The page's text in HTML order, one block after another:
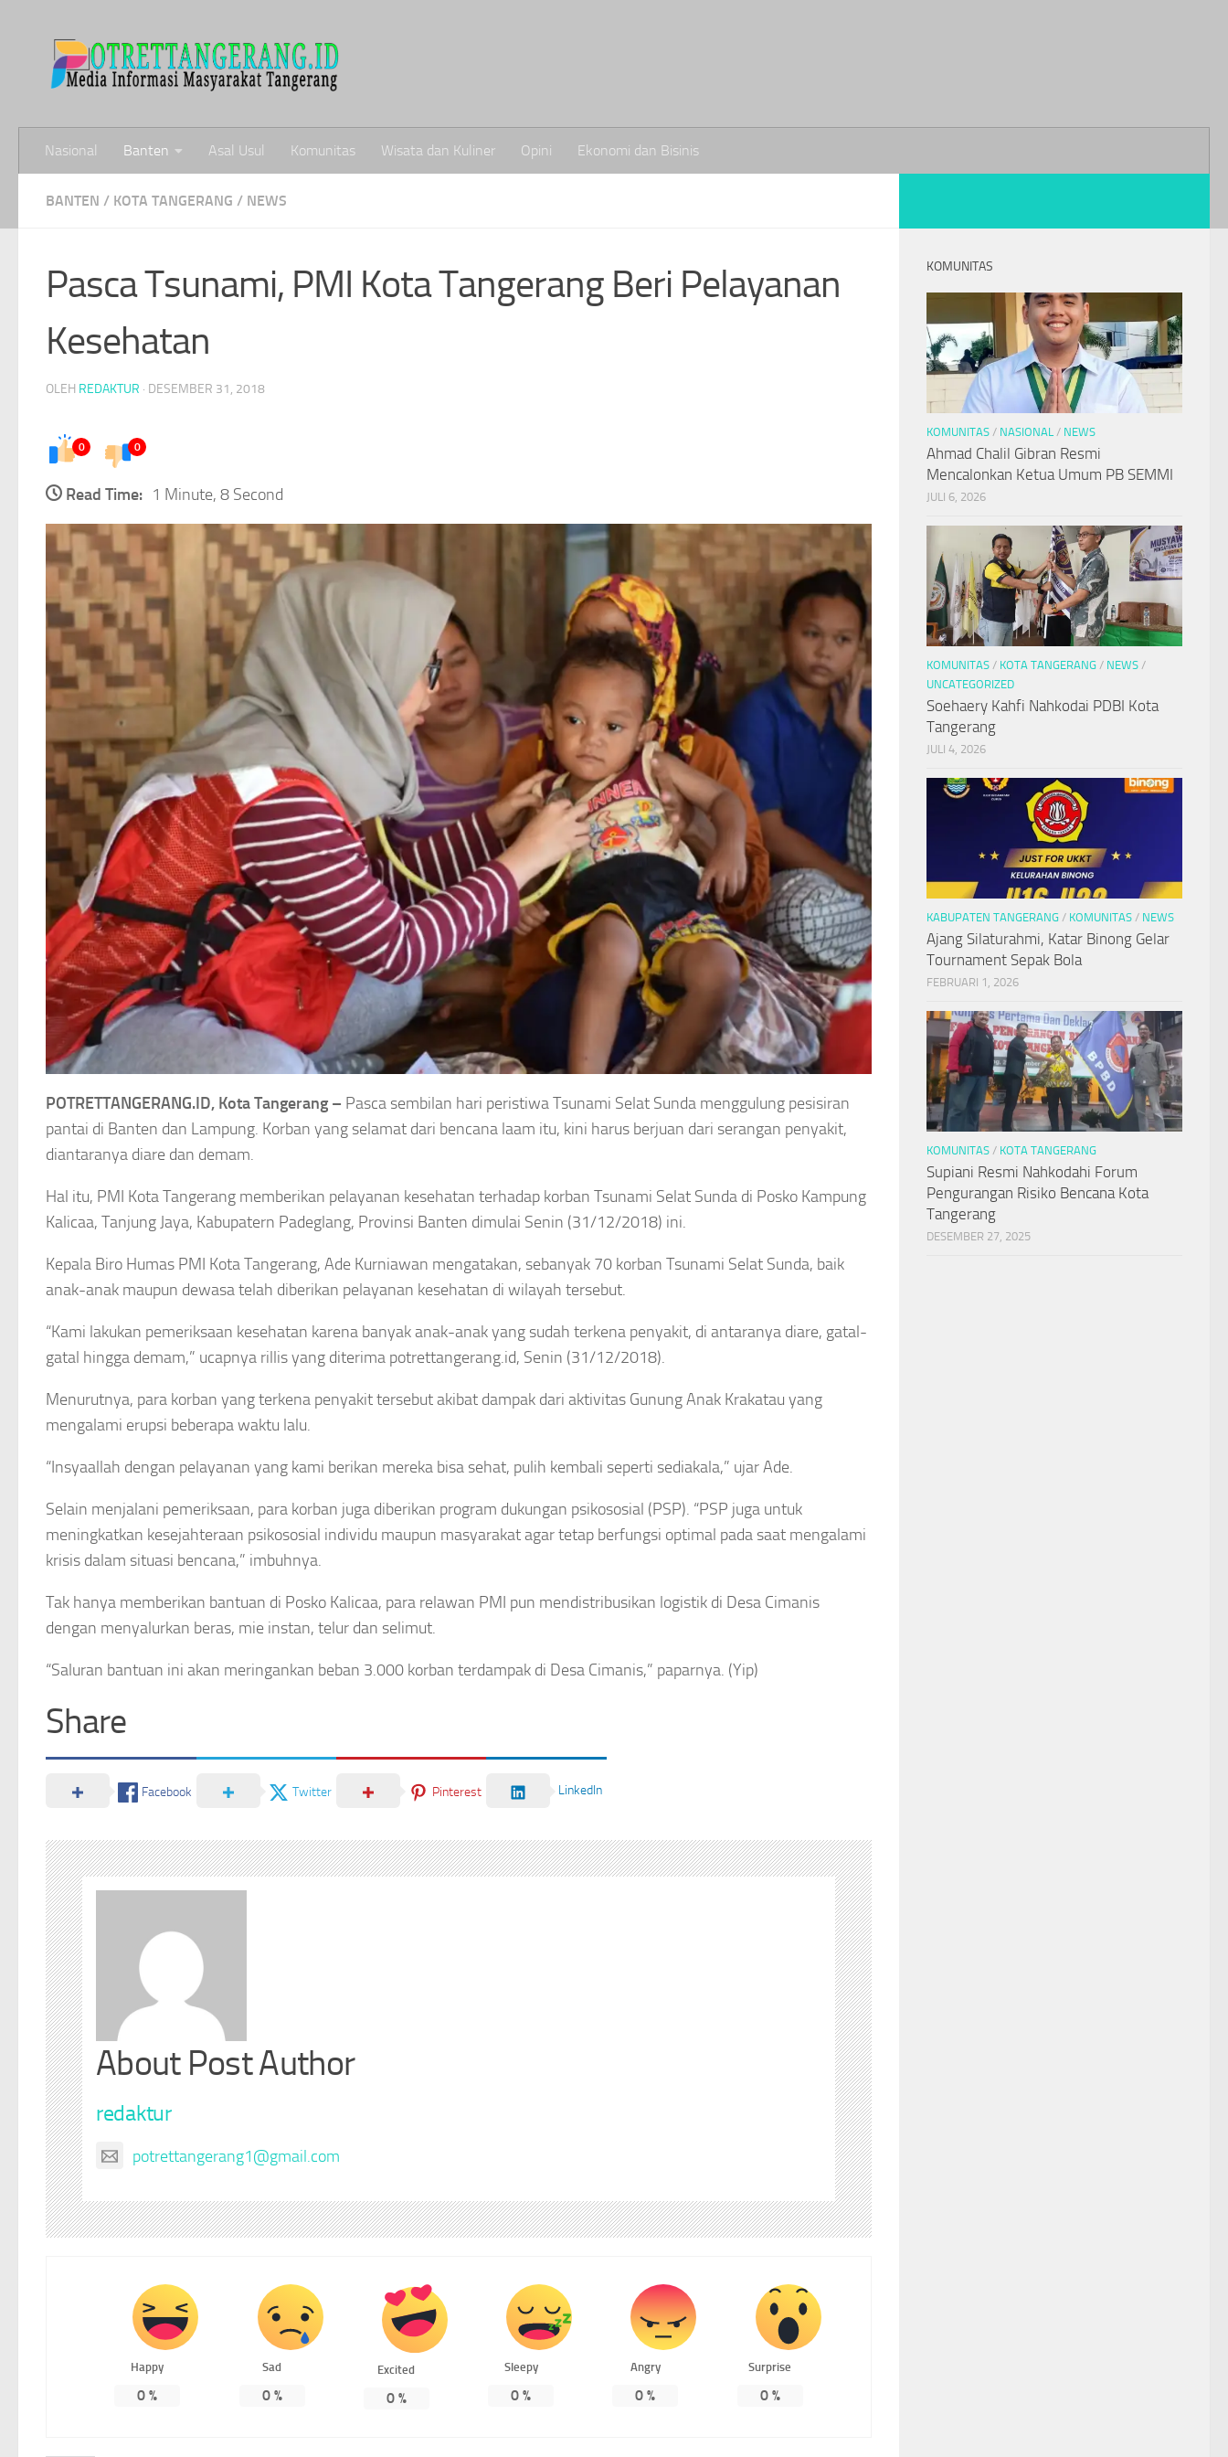
Nasional Banten Asal Usul Komunitas Wisata dan Kuliner Opini Ekonomi dan Bisinis
BANTEN / KOTA TANGERANG / NEWS
Pasca Tsunami, PMI Kota Tangerang Beri Pelayanan
Kesehatan
OLEH REDAKTUR · DESEMBER 31, 2018
0 0
Read Time: 1 Minute, 8 Second
POTRETTANGERANG.ID, Kota Tangerang – Pasca sembilan hari peristiwa Tsunami Selat Sunda menggulung pesisiran
pantai di Banten dan Lampung. Korban yang selamat dari bencana laam itu, kini harus berjuan dari serangan penyakit,
diantaranya diare dan demam.
Hal itu, PMI Kota Tangerang memberikan pelayanan kesehatan terhadap korban Tsunami Selat Sunda di Posko Kampung
Kalicaa, Tanjung Jaya, Kabupatern Padeglang, Provinsi Banten dimulai Senin (31/12/2018) ini.
Kepala Biro Humas PMI Kota Tangerang, Ade Kurniawan mengatakan, sebanyak 70 korban Tsunami Selat Sunda, baik
anak-anak maupun dewasa telah diberikan pelayanan kesehatan di wilayah tersebut.
“Kami lakukan pemeriksaan kesehatan karena banyak anak-anak yang sudah terkena penyakit, di antaranya diare, gatal-
gatal hingga demam,” ucapnya rillis yang diterima potrettangerang.id, Senin (31/12/2018).
Menurutnya, para korban yang terkena penyakit tersebut akibat dampak dari aktivitas Gunung Anak Krakatau yang
mengalami erupsi beberapa waktu lalu.
“Insyaallah dengan pelayanan yang kami berikan mereka bisa sehat, pulih kembali seperti sediakala,” ujar Ade.
Selain menjalani pemeriksaan, para korban juga diberikan program dukungan psikososial (PSP). “PSP juga untuk
meningkatkan kesejahteraan psikososial individu maupun masyarakat agar tetap berfungsi optimal pada saat mengalami
krisis dalam situasi bencana,” imbuhnya.
Tak hanya memberikan bantuan di Posko Kalicaa, para relawan PMI pun mendistribusikan logistik di Desa Cimanis
dengan menyalurkan beras, mie instan, telur dan selimut.
“Saluran bantuan ini akan meringankan beban 3.000 korban terdampak di Desa Cimanis,” paparnya. (Yip)
Share
Facebook Twitter Pinterest LinkedIn
About Post Author
redaktur
potrettangerang1@gmail.com
Happy
0 %
Sad
0%
Excited
0%
Sleepy
0 %
Angry
0 %
Surprise
0%
KOMUNITAS
KOMUNITAS / NASIONAL / NEWS
Ahmad Chalil Gibran Resmi
Mencalonkan Ketua Umum PB SEMMI
JULI 6, 2026
KOMUNITAS / KOTA TANGERANG / NEWS /
UNCATEGORIZED
Soehaery Kahfi Nahkodai PDBI Kota
Tangerang
JULI 4, 2026
KABUPATEN TANGERANG / KOMUNITAS / NEWS
Ajang Silaturahmi, Katar Binong Gelar
Tournament Sepak Bola
FEBRUARI 1, 2026
KOMUNITAS / KOTA TANGERANG
Supiani Resmi Nahkodahi Forum
Pengurangan Risiko Bencana Kota
Tangerang
DESEMBER 27, 2025